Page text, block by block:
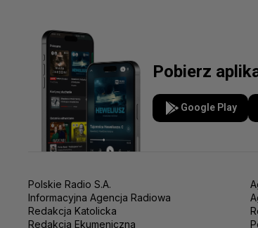
Pobierz
Google Play
Polskie Radio S.A.
Informacyjna Agencja Radiowa
Redakcja Katolicka
Redakcja Ekumeniczna